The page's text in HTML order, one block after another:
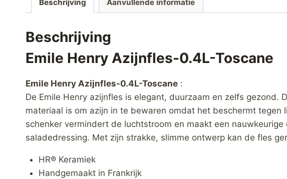
Beschrijving Aanvullende informatie
Beschrijving
Emile Henry Azijnfles-0.4L-Toscane
Emile Henry Azijnfles-0.4L-Toscane :
De Emile Henry azijnfles is elegant, duurzaam en zelfs
materiaal is om azijn in te bewaren omdat het beschermt tegen
schenker vermindert de luchtstroom en maakt een
saladedressing. Met zijn strakke, slimme ontwerp kan de fles
HR® Keramiek
Handgemaakt in Frankrijk